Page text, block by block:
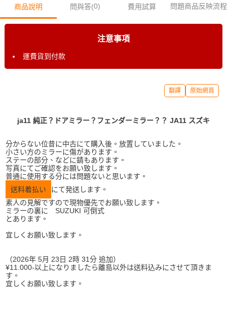
商品說明 問與答(0) 費用試算 問題商品反映流程
注意事項
運費貨到付款
翻譯 原始網頁
ja11 純正？ドアミラー？フェンダーミラー？？ JA11 スズキ
分からない位昔に中古にて購入後。放置していました。
小さい方のミラーに傷があります。
ステーの部分、などに錆もあります。
写真にてご確認をお願い致します。
普通に使用する分には問題ないと思います。
送料着払い
にて発送します。
素人の見解ですので現物優先でお願い致します。
ミラーの裏に SUZUKI 可倒式
とあります。
宜しくお願い致します。
（2026年 5月 23日 2時 31分 追加）
¥11.000-以上になりましたら離島以外は送料込みにさせて頂きま
す。
宜しくお願い致します。